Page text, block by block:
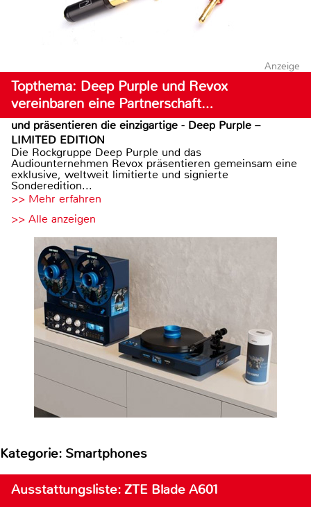
Anzeige
Topthema: Deep Purple und Revox
vereinbaren eine Partnerschaft…
und präsentieren die einzigartige - Deep Purple –
LIMITED EDITION
Die Rockgruppe Deep Purple und das
Audiounternehmen Revox präsentieren gemeinsam eine
exklusive, weltweit limitierte und signierte
Sonderedition...
>> Mehr erfahren
>> Alle anzeigen
Kategorie: Smartphones
Ausstattungsliste: ZTE Blade A601